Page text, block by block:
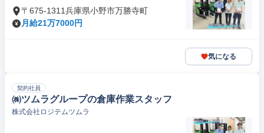
〒675-1311兵庫県小野市万勝寺町
月給21万7000円
気になる
契約社員
㈱ツムラグループの倉庫作業スタッフ
株式会社ロジテムツムラ